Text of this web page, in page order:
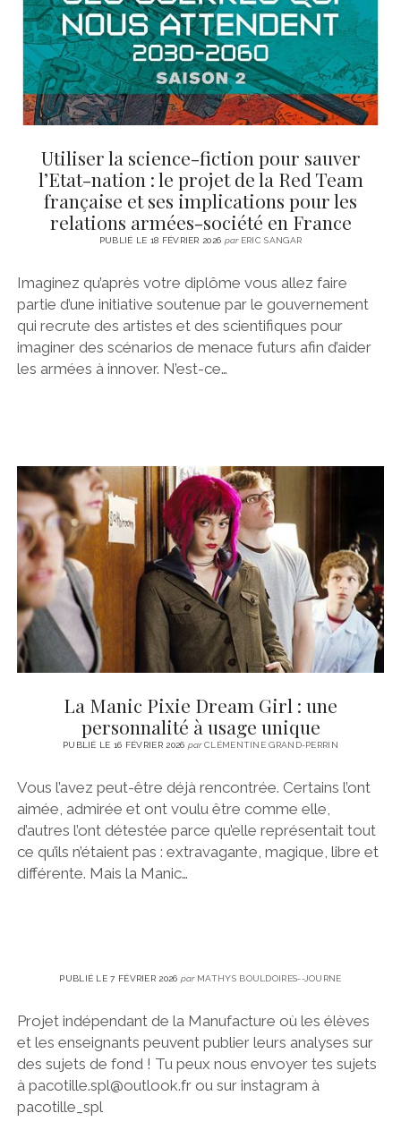
Utiliser la science-fiction pour sauver
l’Etat-nation : le projet de la Red Team
française et ses implications pour les
relations armées-société en France
PUBLIÉ LE 18 FÉVRIER 2026 parERIC SANGAR
Imaginez qu’après votre diplôme vous allez faire
partie d’une initiative soutenue par le gouvernement
qui recrute des artistes et des scientifiques pour
imaginer des scénarios de menace futurs afin d’aider
les armées à innover. N’est-ce…
La Manic Pixie Dream Girl : une
personnalité à usage unique
PUBLIÉ LE 16 FÉVRIER 2026 parCLÉMENTINE GRAND-PERRIN
Vous l’avez peut-être déjà rencontrée. Certains l’ont
aimée, admirée et ont voulu être comme elle,
d’autres l’ont détestée parce qu’elle représentait tout
ce qu’ils n’étaient pas : extravagante, magique, libre et
différente. Mais la Manic…
PUBLIÉ LE 7 FÉVRIER 2026 parMATHYS BOULDOIRES--JOURNE
Projet indépendant de la Manufacture où les élèves
et les enseignants peuvent publier leurs analyses sur
des sujets de fond ! Tu peux nous envoyer tes sujets
à pacotille.spl@outlook.fr ou sur instagram à
pacotille_spl